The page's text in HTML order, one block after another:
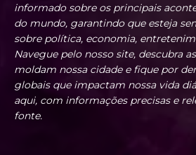
informado sobre os principais
do mundo, garantindo que esteja
sobre política, economia,
Navegue pelo nosso site, descubra
moldam nossa cidade e fique por
globais que impactam nossa vida
aqui, com informações precisas e
fonte.